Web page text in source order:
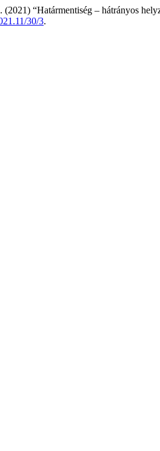
“Határmentiség – hátrányos
30/3.